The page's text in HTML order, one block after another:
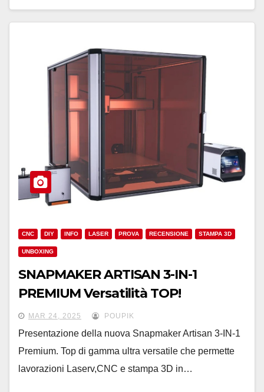
CNC DIY INFO LASER PROVA RECENSIONE STAMPA 3D
UNBOXING
SNAPMAKER ARTISAN 3-IN-1
PREMIUM Versatilità TOP!
MAR 24, 2025 POUPIK
Presentazione della nuova Snapmaker Artisan 3-IN-1
Premium. Top di gamma ultra versatile che permette
lavorazioni Laserv,CNC e stampa 3D in…